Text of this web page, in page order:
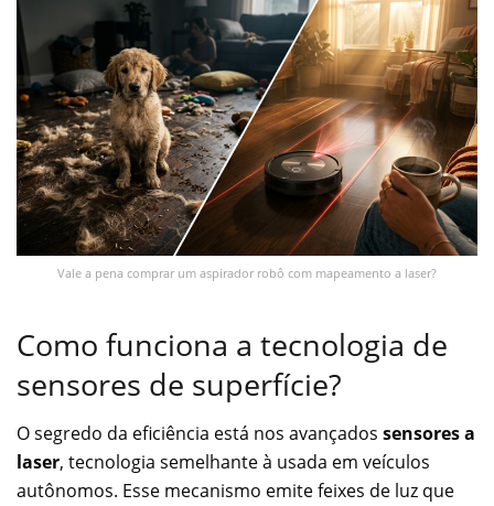
Vale a pena comprar um aspirador robô com mapeamento a laser?
Como funciona a tecnologia de
sensores de superfície?
O segredo da eficiência está nos avançados sensores a
laser, tecnologia semelhante à usada em veículos
autônomos. Esse mecanismo emite feixes de luz que